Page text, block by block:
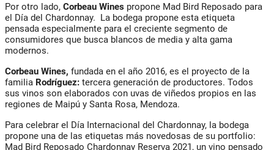
Por otro lado, Corbeau Wines propone Mad Bird Reposado para
el Día del Chardonnay. La bodega propone esta etiqueta
pensada especialmente para el creciente segmento de
consumidores que busca blancos de media y alta gama
modernos.
Corbeau Wines, fundada en el año 2016, es el proyecto de la
familia Rodríguez: tercera generación de productores. Todos
sus vinos son elaborados con uvas de viñedos propios en las
regiones de Maipú y Santa Rosa, Mendoza.
Para celebrar el Día Internacional del Chardonnay, la bodega
propone una de las etiquetas más novedosas de su portfolio:
Mad Bird Reposado Chardonnay Reserva 2021, un vino pensado